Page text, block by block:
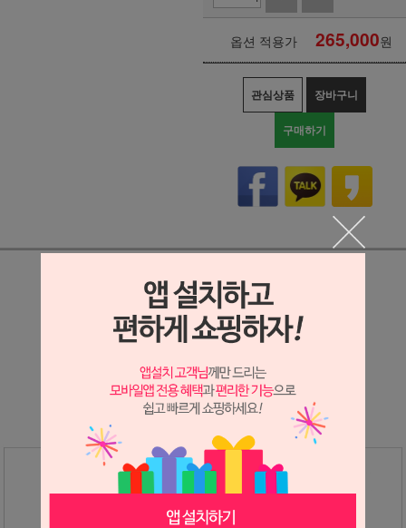
옵션 적용가 265,000원
관심상품 장바구니
구매하기
상세정보 새창 열기
상세 정보를 확대해 보실 수 있습니다.
※ 필독해주세요 ※
장미는 시세 변동에 따라 가격이 달라질 수 있으니
문의 후 주문 바랍니다.